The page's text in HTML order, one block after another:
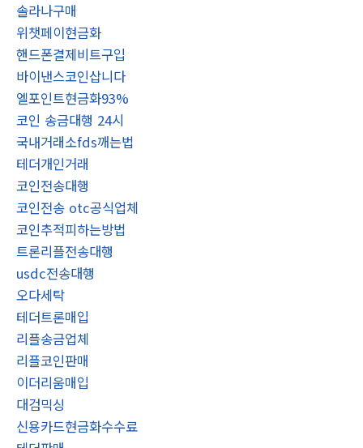
솔라나구매
위챗페이현금화
핸드폰결제비트구입
바이낸스코인삽니다
엘포인트현금화93%
코인 송금대행 24시
국내거래소fds깨는법
테더개인거래
코인전송대행
코인전송 otc공식업체
코인추적피하는방법
트론리플전송대행
usdc전송대행
오다세탁
테더트론매입
리플송금업체
리플코인판매
이더리움매입
대검믹싱
신용카드현금화수수료